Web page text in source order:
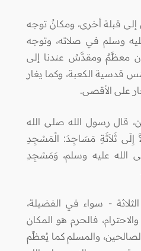
إلى قبلة أخرى، ومكانٌ توجه
وسلم في صلاته، وتوجه
معظَّمٌ ومقدَّسٌ عندنا إلى
قدسية الكعبة، وكما يغار
على الأقصى.
قال رسول الله صلى الله
إِلَى ثَلاَثَةِ مَسَاجِدَ: الْمَسْجِدِ
الله عليه وسلم، وَمَسْجِدِ
- سواء في الفضيلة،
فالحرم هو المكان
والمسلم كما يُعظِّم